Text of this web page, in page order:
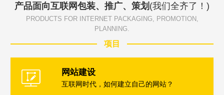
产品面向互联网包装、推广、策划 (我们全齐了！)
PRODUCTS FOR INTERNET PACKAGING, PROMOTION,
PLANNING.
项目
网站建设
互联网时代，如何建立自己的网站？